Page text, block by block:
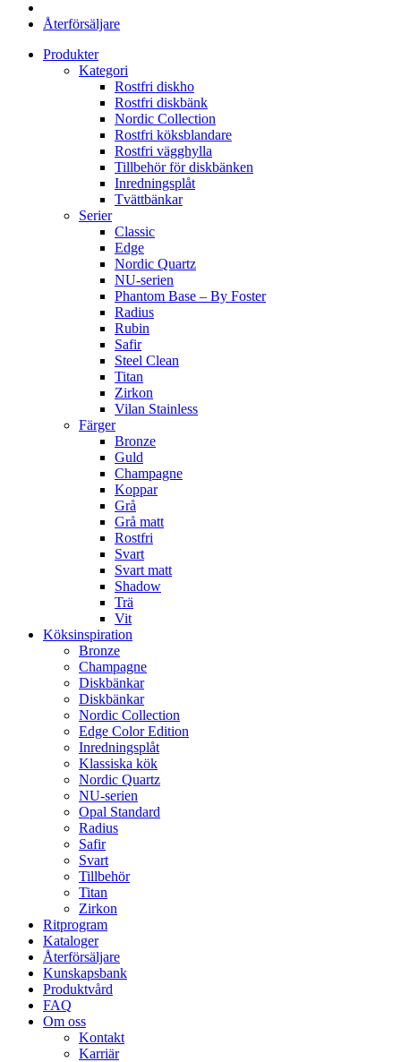
Återförsäljare
Produkter
Kategori
Rostfri diskho
Rostfri diskbänk
Nordic Collection
Rostfri köksblandare
Rostfri vägghylla
Tillbehör för diskbänken
Inredningsplåt
Tvättbänkar
Serier
Classic
Edge
Nordic Quartz
NU-serien
Phantom Base – By Foster
Radius
Rubin
Safir
Steel Clean
Titan
Zirkon
Vilan Stainless
Färger
Bronze
Guld
Champagne
Koppar
Grå
Grå matt
Rostfri
Svart
Svart matt
Shadow
Trä
Vit
Köksinspiration
Bronze
Champagne
Diskbänkar
Diskbänkar
Nordic Collection
Edge Color Edition
Inredningsplåt
Klassiska kök
Nordic Quartz
NU-serien
Opal Standard
Radius
Safir
Svart
Tillbehör
Titan
Zirkon
Ritprogram
Kataloger
Återförsäljare
Kunskapsbank
Produktvård
FAQ
Om oss
Kontakt
Karriär